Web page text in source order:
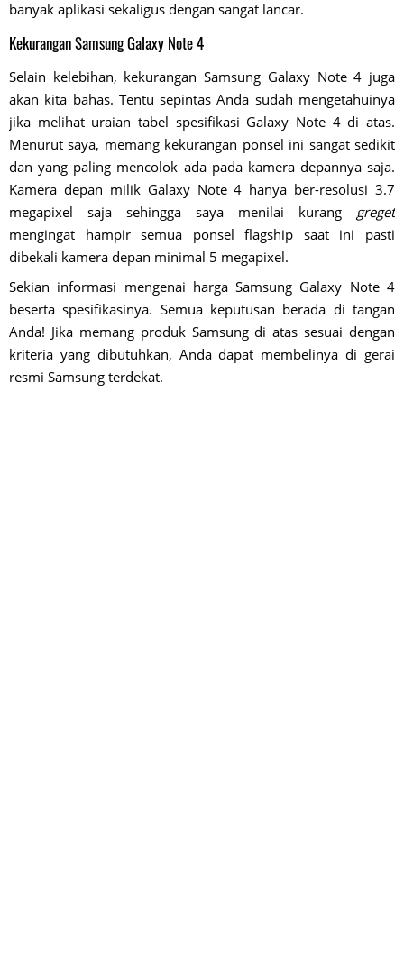
banyak aplikasi sekaligus dengan sangat lancar.
Kekurangan Samsung Galaxy Note 4
Selain kelebihan, kekurangan Samsung Galaxy Note 4 juga
akan kita bahas. Tentu sepintas Anda sudah mengetahuinya
jika melihat uraian tabel spesifikasi Galaxy Note 4 di atas.
Menurut saya, memang kekurangan ponsel ini sangat sedikit
dan yang paling mencolok ada pada kamera depannya saja.
Kamera depan milik Galaxy Note 4 hanya ber-resolusi 3.7
megapixel saja sehingga saya menilai kurang greget
mengingat hampir semua ponsel flagship saat ini pasti
dibekali kamera depan minimal 5 megapixel.
Sekian informasi mengenai harga Samsung Galaxy Note 4
beserta spesifikasinya. Semua keputusan berada di tangan
Anda! Jika memang produk Samsung di atas sesuai dengan
kriteria yang dibutuhkan, Anda dapat membelinya di gerai
resmi Samsung terdekat.